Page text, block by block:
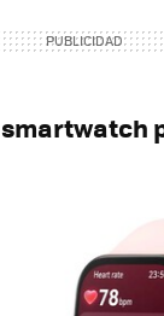
smartwatch